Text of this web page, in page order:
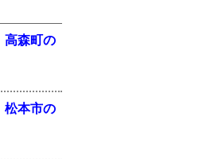
森町の
本市の